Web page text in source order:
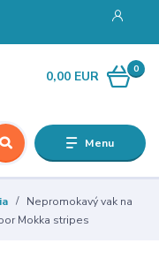
Menu
0
0,00 EUR
Nepromokavý vak na
Mokka stripes